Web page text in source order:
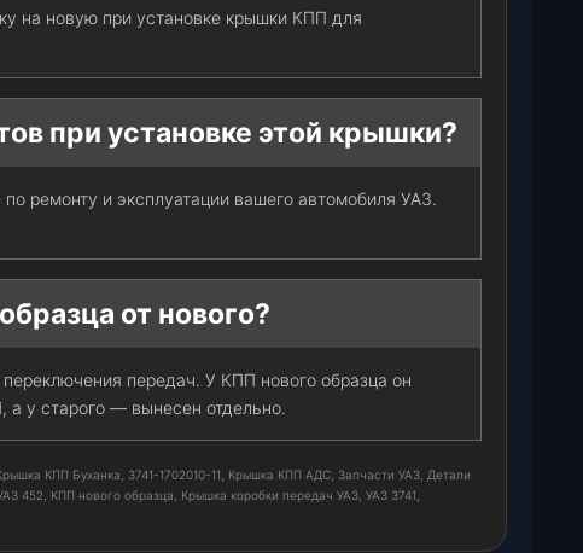
на новую при установке крышки КПП для
при установке этой крышки?
ремонту и эксплуатации вашего автомобиля УАЗ.
от нового?
передач. У КПП нового образца он
у старого — вынесен отдельно.
КПП Буханка, 3741-1702010-11, Крышка КПП АДС, Запчасти УАЗ, Детали
452, КПП нового образца, Крышка коробки передач УАЗ, УАЗ 3741,